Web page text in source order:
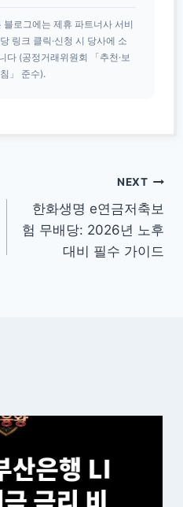
로그에는 제휴 파트너사 서비
링크 클릭·신청 시 당사에 소
다 (공정거래위원회 「추천·보
」 준수).
NEXT
한화생명 e연금저축보
험 무배당: 2026년 노후
대비 필수 가이드